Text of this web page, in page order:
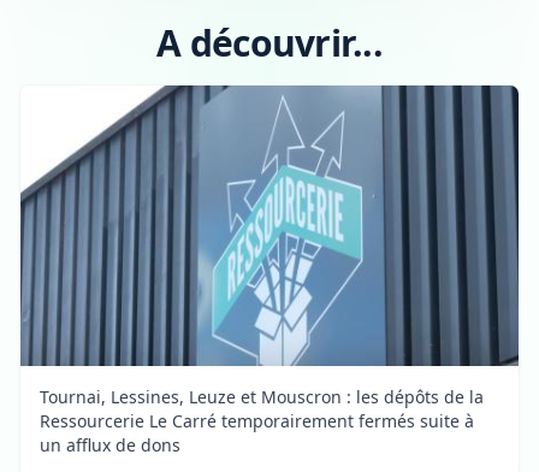
A découvrir...
Tournai, Lessines, Leuze et Mouscron : les dépôts de la
Ressourcerie Le Carré temporairement fermés suite à
un afflux de dons